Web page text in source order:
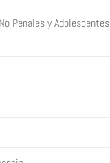
Penales y Adolescentes